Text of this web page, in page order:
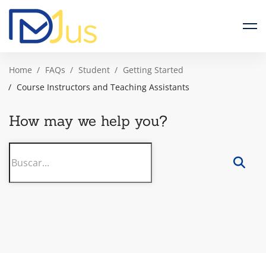
Home FAQs Student
Getting Started
Course Instructors and Teaching Assistants
How may we help you?